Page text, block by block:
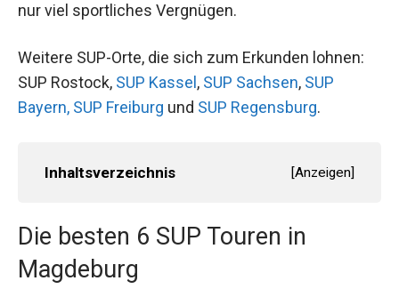
nur viel sportliches Vergnügen.
Weitere SUP-Orte, die sich zum Erkunden lohnen:
SUP Rostock, SUP Kassel , SUP Sachsen, SUP
Bayern, SUP Freiburg und SUP Regensburg.
Inhaltsverzeichnis [Anzeigen]
Die besten 6 SUP Touren in
Magdeburg